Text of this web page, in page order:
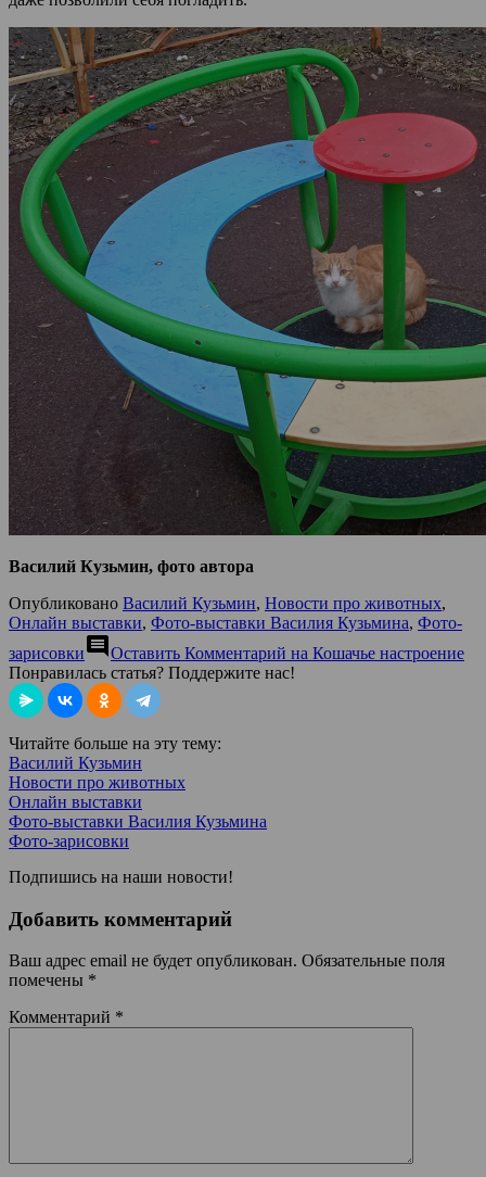
Василий Кузьмин, фото автора
Опубликовано Василий Кузьмин, Новости про животных,
Онлайн выставки, Фото-выставки Василия Кузьмина, Фото-
зарисовкиcomment Оставить Комментарий на Кошачье настроение
Понравилась статья? Поддержите нас!
Читайте больше на эту тему:
Василий Кузьмин
Новости про животных
Онлайн выставки
Фото-выставки Василия Кузьмина
Фото-зарисовки
Подпишись на наши новости!
Добавить комментарий
Ваш адрес email не будет опубликован. Обязательные поля
помечены *
Комментарий *